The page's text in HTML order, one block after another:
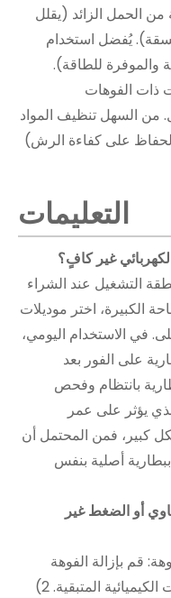
الحمل الزائد (يقلل
يُفضل استخدام
والموفرة للطاقة).
ذات الفوهات
من السهل تنظيف المواد
(الحفاظ على كفاءة الرش)
التعليمات
التشغيل عند الشراء
الكبيرة، اختر موديلات
48 فولت أو أعلى. في الاستخدام اليومي،
على الفور بعد
بانتظام وفحص
يؤثر على عمر
كبير، فمن المحتمل أن
أصلية بنفس
أو الضغط غير
1) انسداد الفوهة: قم بإزالة الفوهة
واشطفها بالماء النظيف لإزالة البلورات الكيميائية المتبقية. 2)